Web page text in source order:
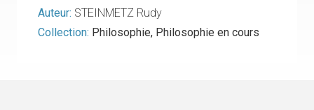
Auteur: STEINMETZ Rudy
Collection: Philosophie, Philosophie en cours